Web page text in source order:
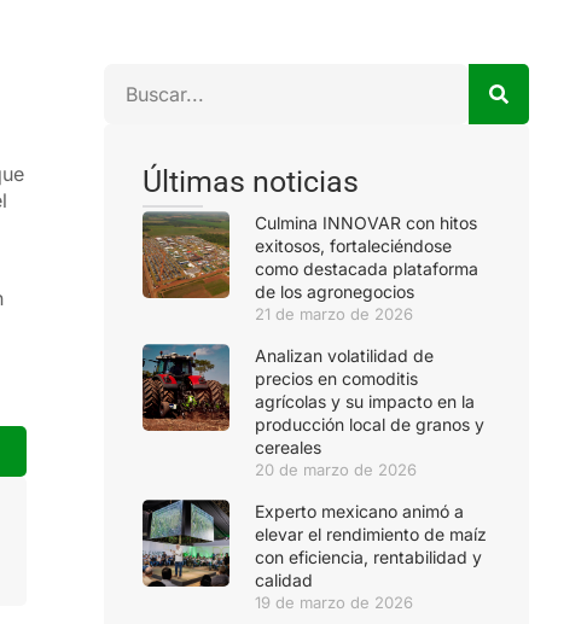
Últimas noticias
Culmina INNOVAR con hitos
exitosos, fortaleciéndose
como destacada plataforma
de los agronegocios
21 de marzo de 2026
Analizan volatilidad de
precios en comoditis
agrícolas y su impacto en la
producción local de granos y
cereales
20 de marzo de 2026
Experto mexicano animó a
elevar el rendimiento de maíz
con eficiencia, rentabilidad y
calidad
19 de marzo de 2026